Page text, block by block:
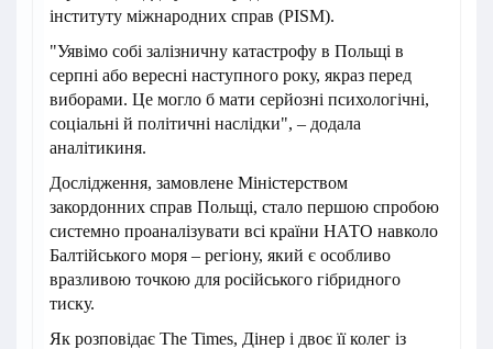
інституту міжнародних справ (PISM).
"Уявімо собі залізничну катастрофу в Польщі в
серпні або вересні наступного року, якраз перед
виборами. Це могло б мати серйозні психологічні,
соціальні й політичні наслідки", – додала
аналітикиня.
Дослідження, замовлене Міністерством
закордонних справ Польщі, стало першою спробою
системно проаналізувати всі країни НАТО навколо
Балтійського моря – регіону, який є особливо
вразливою точкою для російського гібридного
тиску.
Як розповідає The Times, Дінер і двоє її колег із